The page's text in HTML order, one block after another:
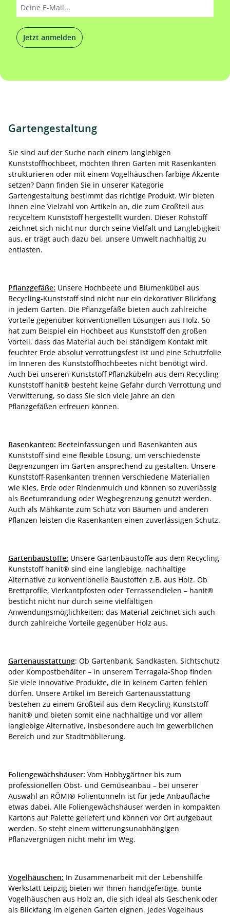
Jetzt anmelden
Gartengestaltung
Sie sind auf der Suche nach einem langlebigen
Kunststoffhochbeet, möchten Ihren Garten mit Rasenkanten
strukturieren oder mit einem Vogelhäuschen farbige Akzente
setzen? Dann finden Sie in unserer Kategorie
Gartengestaltung bestimmt das richtige Produkt. Wir bieten
Ihnen eine Vielzahl von Artikeln an, die zum Großteil aus
recyceltem Kunststoff hergestellt wurden. Dieser Rohstoff
zeichnet sich nicht nur durch seine Vielfalt und Langlebigkeit
aus, er trägt auch dazu bei, unsere Umwelt nachhaltig zu
entlasten.
Pflanzgefäße: Unsere Hochbeete und Blumenkübel aus
Recycling-Kunststoff sind nicht nur ein dekorativer Blickfang
in jedem Garten. Die Pflanzgefäße bieten auch zahlreiche
Vorteile gegenüber konventionellen Lösungen aus Holz. So
hat zum Beispiel ein Hochbeet aus Kunststoff den großen
Vorteil, dass das Material auch bei ständigem Kontakt mit
feuchter Erde absolut verrottungsfest ist und eine Schutzfolie
im Inneren des Kunststoffhochbeetes nicht benötigt wird.
Auch bei unseren Kunststoff Pflanzkübeln aus dem Recycling
Kunststoff hanit® besteht keine Gefahr durch Verrottung und
Verwitterung, so dass Sie sich viele Jahre an den
Pflanzgefäßen erfreuen können.
Rasenkanten: Beeteinfassungen und Rasenkanten aus
Kunststoff sind eine flexible Lösung, um verschiedenste
Begrenzungen im Garten ansprechend zu gestalten. Unsere
Kunststoff-Rasenkanten trennen verschiedene Materialien
wie Kies, Erde oder Rindenmulch und können so zuverlässig
als Beetumrandung oder Wegbegrenzung genutzt werden.
Auch als Mähkante zum Schutz von Bäumen und anderen
Pflanzen leisten die Rasenkanten einen zuverlässigen Schutz.
Gartenbaustoffe: Unsere Gartenbaustoffe aus dem Recycling-
Kunststoff hanit® sind eine langlebige, nachhaltige
Alternative zu konventionelle Baustoffen z.B. aus Holz. Ob
Brettprofile, Vierkantpfosten oder Terrassendielen – hanit®
besticht nicht nur durch seine vielfältigen
Anwendungsmöglichkeiten; das Material zeichnet sich auch
durch zahlreiche Vorteile gegenüber Holz aus.
Gartenausstattung: Ob Gartenbank, Sandkasten, Sichtschutz
oder Kompostbehälter – in unserem Terragala-Shop finden
Sie viele innovative Produkte, die in keinem Garten fehlen
dürfen. Unsere Artikel im Bereich Gartenausstattung
bestehen zu einem Großteil aus dem Recycling-Kunststoff
hanit® und bieten somit eine nachhaltige und vor allem
langlebige Alternative, insbesondere auch im gewerblichen
Bereich und zur Stadtmöblierung.
Foliengewächshäuser: Vom Hobbygärtner bis zum
professionellen Obst- und Gemüseanbau – bei unserer
Auswahl an RÖMI® Folientunneln ist für jede Anbaufläche
etwas dabei. Alle Foliengewächshäuser werden in kompakten
Kartons auf Palette geliefert und können vor Ort aufgebaut
werden. So steht einem witterungsunabhängigen
Pflanzvergnügen nicht mehr im Weg.
Vogelhäuschen: In Zusammenarbeit mit der Lebenshilfe
Werkstatt Leipzig bieten wir Ihnen handgefertige, bunte
Vogelhäuschen aus Holz an, die sich ideal als Geschenk oder
als Blickfang im eigenen Garten eignen. Jedes Vogelhaus